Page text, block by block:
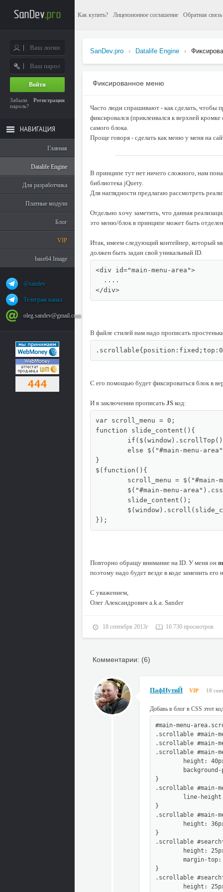
Как купить? Лицензионное соглашение Обратная связь
SanDev.pro › Datalife Engine ›
Фиксированное меню
Часто люди спрашивают - как сделать, чтобы
фиксировался (приклеивался к верхней
самого блока.
Проще говоря - сделать как меню у меня на
В принципе тут нет ничего сложного, нам
библиотека jQuery.
Для наглядности предлагаю рассмотреть
Отдельно хочу заметить, что данная
это меню/блок в принципе может быть
Итак, имеем следующий контейнер, который
должен быть задан свой уникальный ID.
<div id="main-menu-area">
  ....
</div>
В файле стилей нам надо прописать
С его помощью будет фиксироваться блок в
И в заключении прописать JS код:
var scroll_menu = 0;
function slide_content(){
}
$(function(){
});
Повторно обращу внимание на ID. У меня он
поэтому надо будет везде в коде заменить его
С уважением,
Олег Александрович a.k.a. Sander
18 сентября 2013г 16 730 просмотров
Комментарии: (6)
ПафНутиЙ VIP 18
Добавь в блог в CSS этот
#main-menu-
.scrollable #main-
.scrollable #main-
.scrollable #main-
}
.scrollable #main-
}
.scrollable #main-
}
.scrollable
}
.scrollable
Войти
Регистрация
Забыли
пароль?
НАВИГАЦИЯ
Главная
Datalife Engine
Для разработчика
Платные модули
Блог
VIP
base64 Image
@sandev
Телеграм канал
oleg.sandev@gmail.com